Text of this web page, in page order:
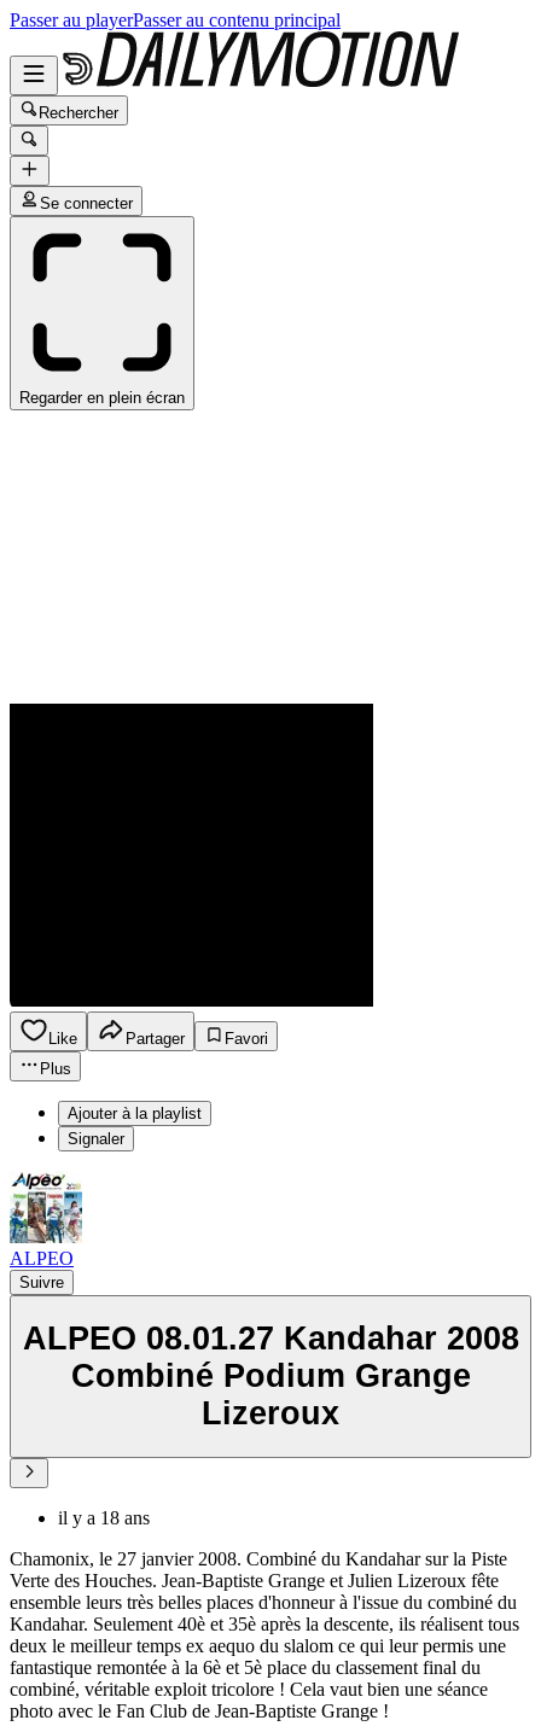
Passer au playerPasser au contenu principal
Rechercher
Se connecter
Regarder en plein écran
Like Partager
Favori
Plus
Ajouter à la playlist
Signaler
ALPEO
Suivre
ALPEO 08.01.27 Kandahar 2008
Combiné Podium Grange
Lizeroux
il y a 18 ans
Chamonix, le 27 janvier 2008. Combiné du Kandahar sur la Piste
Verte des Houches. Jean-Baptiste Grange et Julien Lizeroux fête
ensemble leurs très belles places d'honneur à l'issue du combiné du
Kandahar. Seulement 40è et 35è après la descente, ils réalisent tous
deux le meilleur temps ex aequo du slalom ce qui leur permis une
fantastique remontée à la 6è et 5è place du classement final du
combiné, véritable exploit tricolore ! Cela vaut bien une séance
photo avec le Fan Club de Jean-Baptiste Grange !